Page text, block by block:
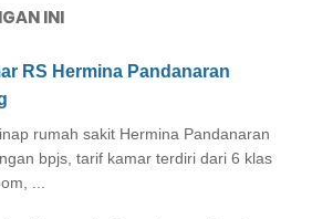
INI
RS Hermina Pandanaran
rumah sakit Hermina Pandanaran
bpjs, tarif kamar terdiri dari 6 klas
...